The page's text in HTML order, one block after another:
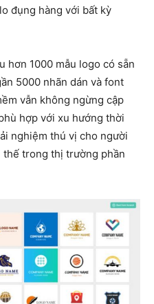
đụng hàng với bất kỳ
hơn 1000 mẫu logo có sẵn
5000 nhãn dán và font
vẫn không ngừng cập
hợp với xu hướng thời
nghiệm thú vị cho người
trong thị trường phần